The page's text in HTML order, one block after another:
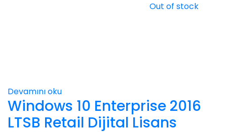
Out of stock
Devamını oku
Windows 10 Enterprise 2016
LTSB Retail Dijital Lisans